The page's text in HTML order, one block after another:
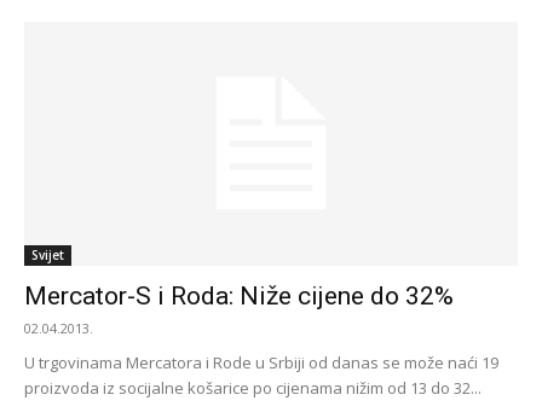
Svijet
Mercator-S i Roda: Niže cijene do 32%
02.04.2013.
U trgovinama Mercatora i Rode u Srbiji od danas se može naći 19
proizvoda iz socijalne košarice po cijenama nižim od 13 do 32...